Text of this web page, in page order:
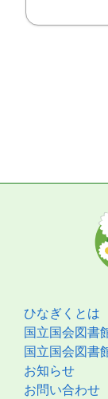
ひなぎくとは
国立国会図書
国立国会図書
お知らせ
お問い合わせ